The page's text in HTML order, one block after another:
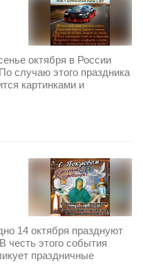
октября в России
случаю этого праздника
картинками и
14 октября празднуют
честь этого события
праздничные